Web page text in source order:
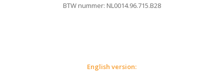
BTW nummer: NL0014.96.715.B28
English version: